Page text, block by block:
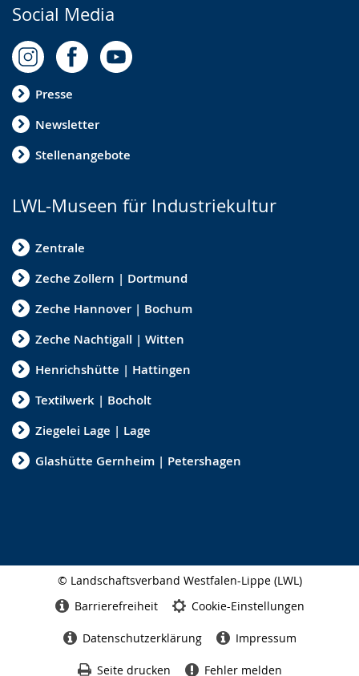
Social Media
Presse
Newsletter
Stellenangebote
LWL-Museen für Industriekultur
Zentrale
Zeche Zollern | Dortmund
Zeche Hannover | Bochum
Zeche Nachtigall | Witten
Henrichshütte | Hattingen
Textilwerk | Bocholt
Ziegelei Lage | Lage
Glashütte Gernheim | Petershagen
© Landschaftsverband Westfalen-Lippe (LWL)
Barrierefreiheit Cookie-Einstellungen
Datenschutzerklärung Impressum
Seite drucken Fehler melden